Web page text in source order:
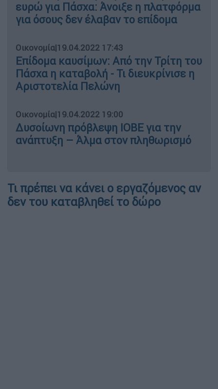
ευρώ για Πάσχα: Άνοιξε η πλατφόρμα
για όσους δεν έλαβαν το επίδομα
Οικονομία|19.04.2022 17:43
Επίδομα καυσίμων: Από την Τρίτη του
Πάσχα η καταβολή - Τι διευκρίνισε η
Αριστοτελία Πελώνη
Οικονομία|19.04.2022 19:00
Δυσοίωνη πρόβλεψη ΙΟΒΕ για την
ανάπτυξη – Άλμα στον πληθωρισμό
Τι πρέπει να κάνει ο εργαζόμενος αν
δεν του καταβληθεί το δώρο